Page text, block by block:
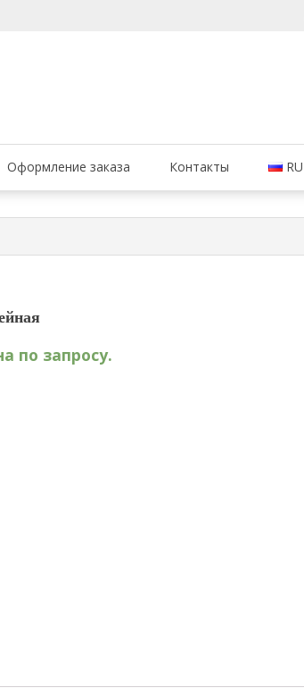
компания
были в исправном состоянии и
Оформление заказа Контакты RU
по запросу.